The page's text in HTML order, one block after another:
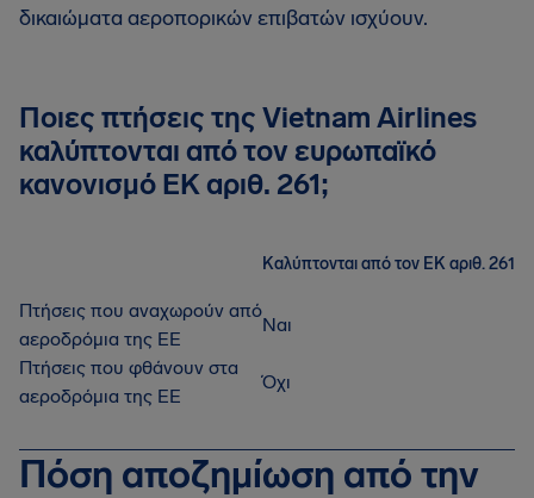
δικαιώματα αεροπορικών επιβατών ισχύουν.
Ποιες πτήσεις της Vietnam Airlines
καλύπτονται από τον ευρωπαϊκό
κανονισμό ΕΚ αριθ. 261;
Καλύπτονται από τον ΕΚ αριθ. 261
Πτήσεις που αναχωρούν από
αεροδρόμια της ΕΕ
Ναι
Πτήσεις που φθάνουν στα
αεροδρόμια της ΕΕ
Όχι
Πόση αποζημίωση από την